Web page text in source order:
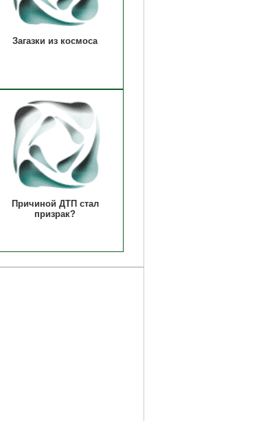
Загазки из космоса
Причиной ДТП стал
призрак?